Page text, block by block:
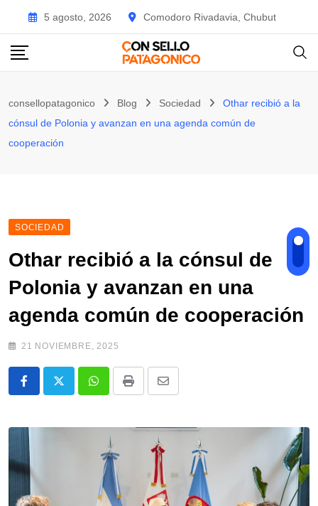
content
5 agosto, 2026 Comodoro Rivadavia, Chubut
consellopatagonico Blog Sociedad
Othar recibió a la
cónsul de Polonia y avanzan en una agenda común de
cooperación
SOCIEDAD
Othar recibió a la cónsul de
Polonia y avanzan en una
agenda común de cooperación
21 NOVIEMBRE, 2025
Whatsapp
Print
Share
Email